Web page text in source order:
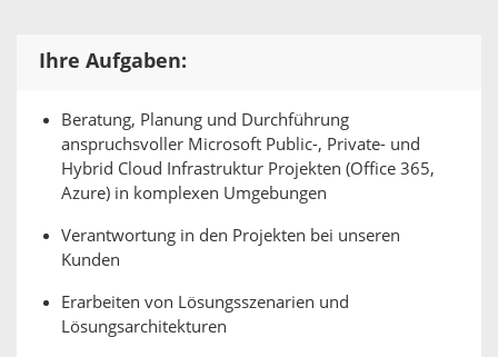
Ihre Aufgaben:
Beratung, Planung und Durchführung
anspruchsvoller Microsoft Public-, Private- und
Hybrid Cloud Infrastruktur Projekten (Office 365,
Azure) in komplexen Umgebungen
Verantwortung in den Projekten bei unseren
Kunden
Erarbeiten von Lösungsszenarien und
Lösungsarchitekturen